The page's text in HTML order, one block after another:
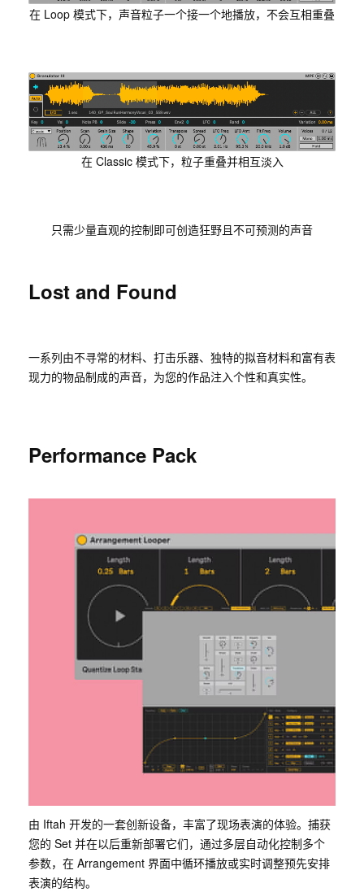
在 Loop 模式下，声音粒子一个接一个地播放，不会互相重叠
在 Classic 模式下，粒子重叠并相互淡入
只需少量直观的控制即可创造狂野且不可预测的声音
Lost and Found
一系列由不寻常的材料、打击乐器、独特的拟音材料和富有表
现力的物品制成的声音，为您的作品注入个性和真实性。
Performance Pack
由 Iftah 开发的一套创新设备，丰富了现场表演的体验。捕获
您的 Set 并在以后重新部署它们，通过多层自动化控制多个
参数，在 Arrangement 界面中循环播放或实时调整预先安排
表演的结构。